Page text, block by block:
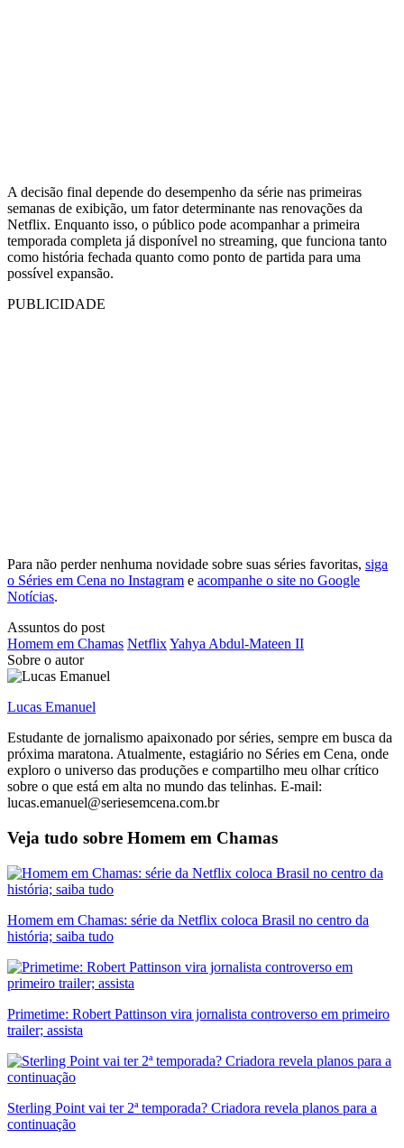
A decisão final depende do desempenho da série nas primeiras
semanas de exibição, um fator determinante nas renovações da
Netflix. Enquanto isso, o público pode acompanhar a primeira
temporada completa já disponível no streaming, que funciona tanto
como história fechada quanto como ponto de partida para uma
possível expansão.
PUBLICIDADE
Para não perder nenhuma novidade sobre suas séries favoritas, siga
o Séries em Cena no Instagram e acompanhe o site no Google
Notícias.
Assuntos do post
Homem em Chamas NetflixYahya Abdul-Mateen II
Sobre o autor
Lucas Emanuel
Estudante de jornalismo apaixonado por séries, sempre em busca da
próxima maratona. Atualmente, estagiário no Séries em Cena, onde
exploro o universo das produções e compartilho meu olhar crítico
sobre o que está em alta no mundo das telinhas. E-mail:
lucas.emanuel@seriesemcena.com.br
Veja tudo sobre Homem em Chamas
Homem em Chamas: série da Netflix coloca Brasil no centro da
história; saiba tudo
Primetime: Robert Pattinson vira jornalista controverso em primeiro
trailer; assista
Sterling Point vai ter 2ª temporada? Criadora revela planos para a
continuação